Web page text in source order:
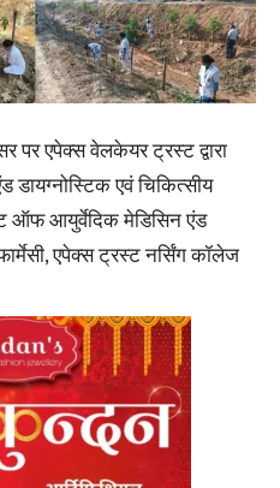
पर एपेक्स वेलकेयर ट्रस्ट द्वारा
डायग्नोस्टिक एवं चिकित्सीय
ऑफ आयुर्वेदिक मेडिसिन एंड
एपेक्स ट्रस्ट नर्सिंग कॉलेज